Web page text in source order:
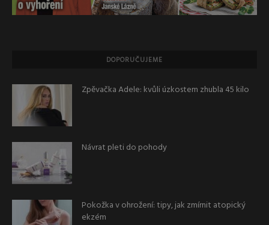
DOPORUČUJEME
Zpěvačka Adele: kvůli úzkostem zhubla 45 kilo
Návrat pleti do pohody
Pokožka v ohrožení: tipy, jak zmírnit atopický
ekzém